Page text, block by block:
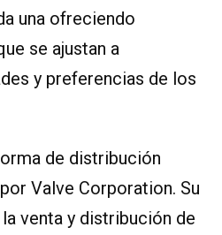
una ofreciendo
se ajustan a
y preferencias de los
de distribución
Valve Corporation. Su
venta y distribución de